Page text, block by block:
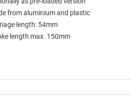
from aluminium and plastic
length: 54mm
length max. 150mm